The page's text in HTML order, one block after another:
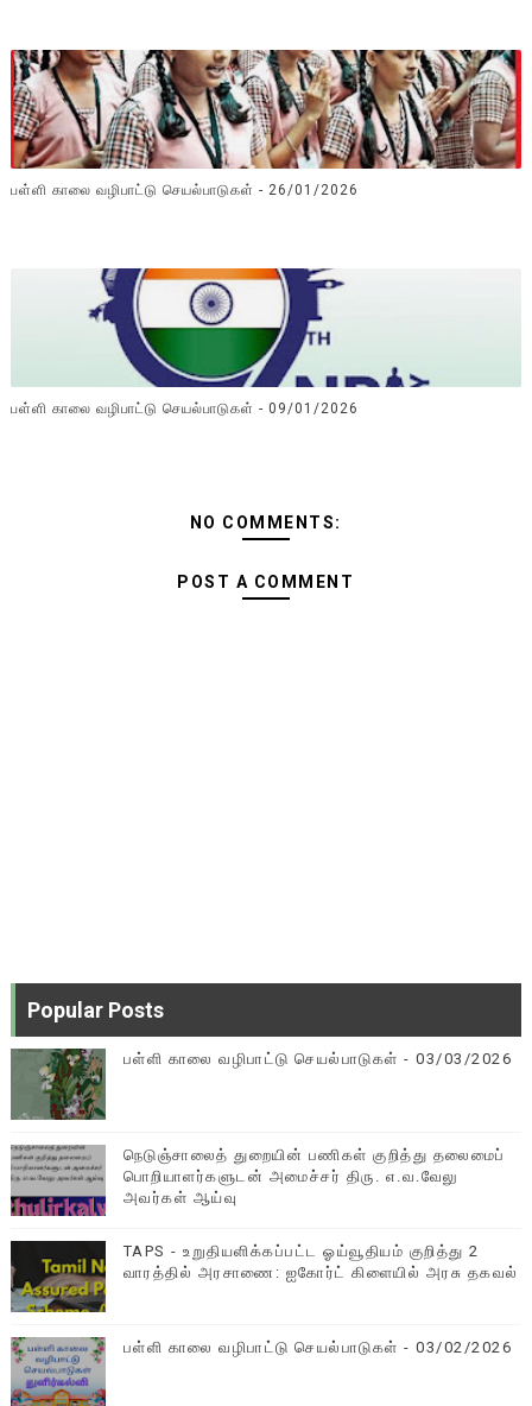
பள்ளி காலை வழிபாட்டு செயல்பாடுகள் - 26/01/2026
பள்ளி காலை வழிபாட்டு செயல்பாடுகள் - 09/01/2026
NO COMMENTS:
POST A COMMENT
Popular Posts
பள்ளி காலை வழிபாட்டு செயல்பாடுகள் - 03/03/2026
நெடுஞ்சாலைத் துறையின் பணிகள் குறித்து தலைமைப்
பொறியாளர்களுடன் அமைச்சர் திரு. எ.வ.வேலு
அவர்கள் ஆய்வு
TAPS - உறுதியளிக்கப்பட்ட ஓய்வூதியம் குறித்து 2
வாரத்தில் அரசாணை: ஐகோர்ட் கிளையில் அரசு தகவல்
பள்ளி காலை வழிபாட்டு செயல்பாடுகள் - 03/02/2026